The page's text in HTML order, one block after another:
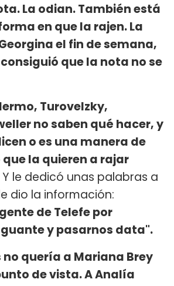
La odian. También está
en que la rajen. La
el fin de semana,
que la nota no se
Turovelzky,
no saben qué hacer, y
o es una manera de
que la quieren a rajar
le dedicó unas palabras a
dio la información:
de Telefe por
y pasarnos data".
no quería a Mariana Brey
de vista. A Analía